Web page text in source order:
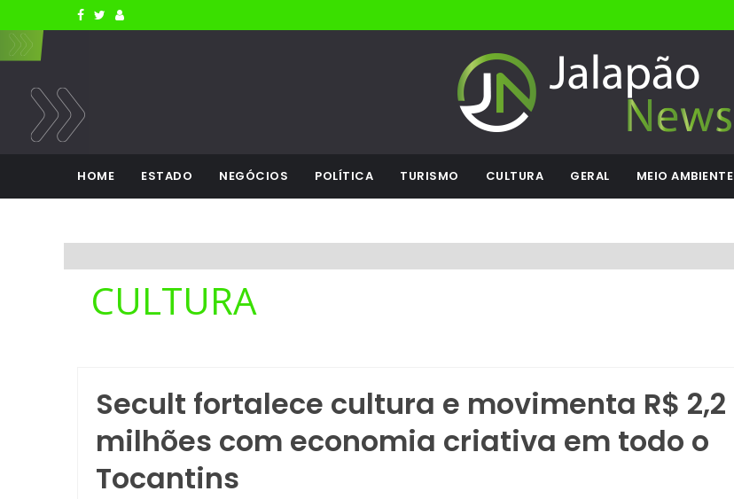
HOME ESTADO NEGÓCIOS POLÍTICA TURISMO CULTURA GERAL MEIO AMBIENTE
CULTURA
Secult fortalece cultura e movimenta R$ 2,2
milhões com economia criativa em todo o
Tocantins